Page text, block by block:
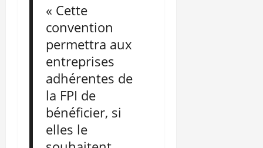
« Cette
convention
permettra aux
entreprises
adhérentes de
la FPI de
bénéficier, si
elles le